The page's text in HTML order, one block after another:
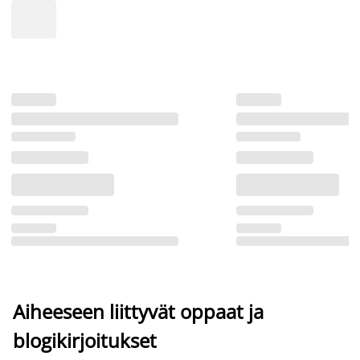
Aiheeseen liittyvät oppaat ja
blogikirjoitukset